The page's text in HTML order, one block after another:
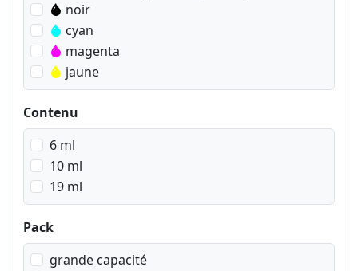
noir
cyan
magenta
jaune
Contenu
6 ml
10 ml
19 ml
Pack
grande capacité